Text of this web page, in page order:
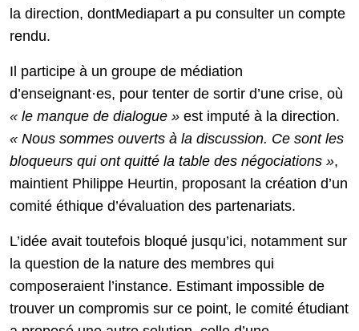
la direction, dontMediapart a pu consulter un compte
rendu.
Il participe à un groupe de médiation
d’enseignant·es, pour tenter de sortir d’une crise, où
« le manque de dialogue » est imputé à la direction.
« Nous sommes ouverts à la discussion. Ce sont les
bloqueurs qui ont quitté la table des négociations »,
maintient Philippe Heurtin, proposant la création d’un
comité éthique d’évaluation des partenariats.
L’idée avait toutefois bloqué jusqu’ici, notamment sur
la question de la nature des membres qui
composeraient l’instance. Estimant impossible de
trouver un compromis sur ce point, le comité étudiant